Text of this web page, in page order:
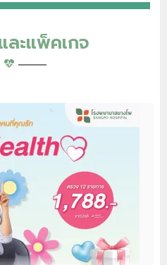
ละแพ็คเกจ